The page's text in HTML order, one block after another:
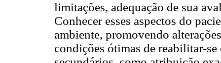
limitações, adequação de sua
Conhecer esses aspectos do
ambiente, promovendo
condições ótimas de reabilitar-